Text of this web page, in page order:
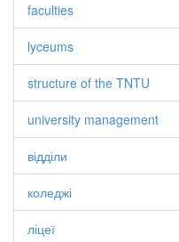
faculties
lyceums
structure of the TNTU
university management
відділи
коледжі
ліцеї